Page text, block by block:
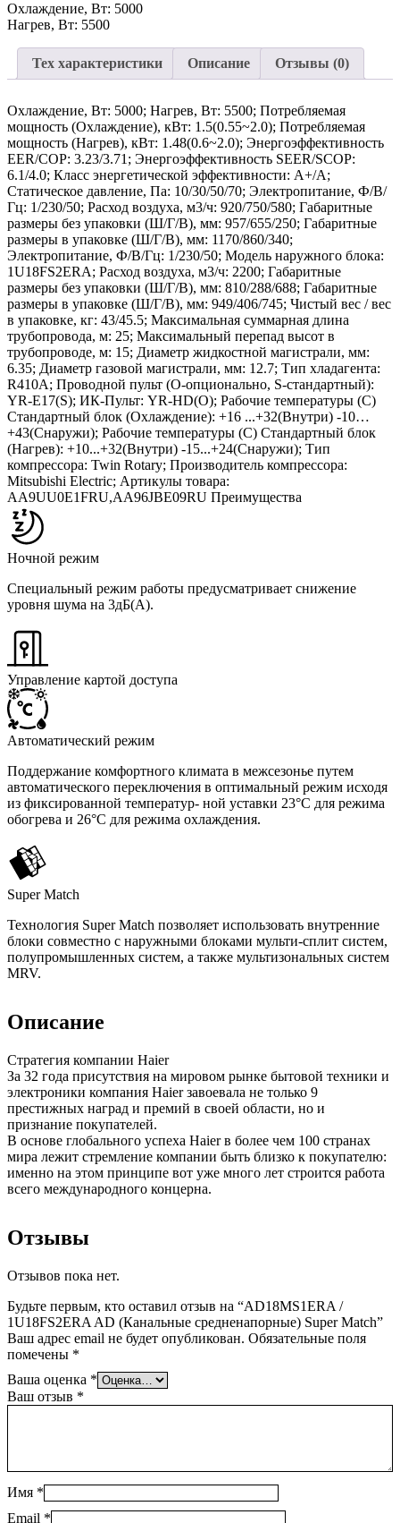
Охлаждение, Вт: 5000
Нагрев, Вт: 5500
Тех характеристики Описание Отзывы (0)
Охлаждение, Вт: 5000; Нагрев, Вт: 5500; Потребляемая
мощность (Охлаждение), кВт: 1.5(0.55~2.0); Потребляемая
мощность (Нагрев), кВт: 1.48(0.6~2.0); Энергоэффективность
EER/COP: 3.23/3.71; Энергоэффективность SEER/SCOP:
6.1/4.0; Класс энергетической эффективности: A+/A;
Статическое давление, Па: 10/30/50/70; Электропитание, Ф/В/
Гц: 1/230/50; Расход воздуха, м3/ч: 920/750/580; Габаритные
размеры без упаковки (Ш/Г/В), мм: 957/655/250; Габаритные
размеры в упаковке (Ш/Г/В), мм: 1170/860/340;
Электропитание, Ф/В/Гц: 1/230/50; Модель наружного блока:
1U18FS2ERA; Расход воздуха, м3/ч: 2200; Габаритные
размеры без упаковки (Ш/Г/В), мм: 810/288/688; Габаритные
размеры в упаковке (Ш/Г/В), мм: 949/406/745; Чистый вес / вес
в упаковке, кг: 43/45.5; Максимальная суммарная длина
трубопровода, м: 25; Максимальный перепад высот в
трубопроводе, м: 15; Диаметр жидкостной магистрали, мм:
6.35; Диаметр газовой магистрали, мм: 12.7; Тип хладагента:
R410A; Проводной пульт (О-опционально, S-стандартный):
YR-E17(S); ИК-Пульт: YR-HD(O); Рабочие температуры (С)
Стандартный блок (Охлаждение): +16 ...+32(Внутри) -10…
+43(Снаружи); Рабочие температуры (С) Стандартный блок
(Нагрев): +10...+32(Внутри) -15...+24(Снаружи); Тип
компрессора: Twin Rotary; Производитель компрессора:
Mitsubishi Electric; Артикулы товара:
AA9UU0E1FRU,AA96JBE09RU Преимущества
Ночной режим
Специальный режим работы предусматривает снижение
уровня шума на 3дБ(А).
Управление картой доступа
Автоматический режим
Поддержание комфортного климата в межсезонье путем
автоматического переключения в оптимальный режим исходя
из фиксированной температур- ной уставки 23°С для режима
обогрева и 26°С для режима охлаждения.
Super Match
Технология Super Match позволяет использовать внутренние
блоки совместно с наружными блоками мульти-сплит систем,
полупромышленных систем, а также мультизональных систем
MRV.
Описание
Стратегия компании Haier
За 32 года присутствия на мировом рынке бытовой техники и
электроники компания Haier завоевала не только 9
престижных наград и премий в своей области, но и
признание покупателей.
В основе глобального успеха Haier в более чем 100 странах
мира лежит стремление компании быть близко к покупателю:
именно на этом принципе вот уже много лет строится работа
всего международного концерна.
Отзывы
Отзывов пока нет.
Будьте первым, кто оставил отзыв на “AD18MS1ERA /
1U18FS2ERA AD (Канальные средненапорные) Super Match”
Ваш адрес email не будет опубликован. Обязательные поля
помечены *
Ваша оценка *
Ваш отзыв *
Имя *
Email *